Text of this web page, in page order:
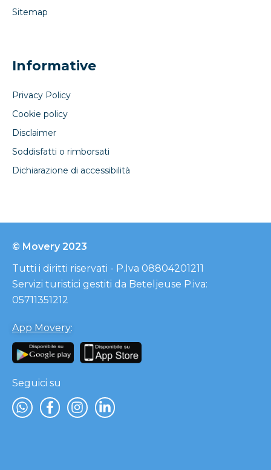
Sitemap
Informative
Privacy Policy
Cookie policy
Disclaimer
Soddisfatti o rimborsati
Dichiarazione di accessibilità
© Movery 2023
Tutti i diritti riservati - P.Iva 08804201211
Servizi turistici gestiti da Beteljeuse P.iva:
05711351212
App Movery:
Seguici su